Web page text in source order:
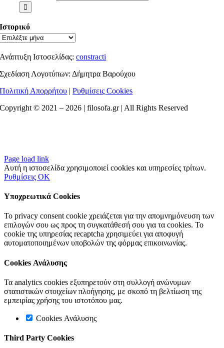
Ιστορικό
Ανάπτυξη Ιστοσελίδας:constracti
Σχεδίαση Λογοτύπων: Δήμητρα Βαρούχου
Πολιτική Απορρήτου |Ρυθμίσεις Cookies
Copyright © 2021 – 2026 | filosofa.gr | All Rights Reserved
Page load link
Αυτή η ιστοσελίδα χρησιμοποιεί cookies και υπηρεσίες τρίτων.
Ρυθμίσεις OK
Υποχρεωτικά Cookies
Το privacy consent cookie χρειάζεται για την απομνημόνευση των
επιλογών σου ως προς τη συγκατάθεσή σου για τα cookies. Το
cookie της υπηρεσίας recaptcha χρησιμεύει για αποφυγή
αυτοματοποιημένων υποβολών της φόρμας επικοινωνίας.
Cookies Ανάλυσης
Τα analytics cookies εξυπηρετούν στη συλλογή ανώνυμων
στατιστικών στοιχείων πλοήγησης, με σκοπό τη βελτίωση της
εμπειρίας χρήσης του ιστοτόπου μας.
Cookies Ανάλυσης
Third Party Cookies